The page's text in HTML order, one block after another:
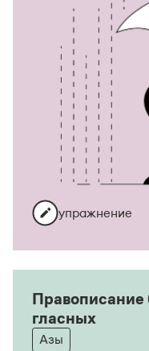
упражнение
Правописание
гласных
Азы